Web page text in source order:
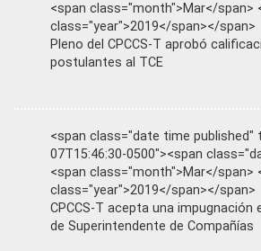
<span class="month">Mar</span>
class="year">2019</span></span>
Pleno del CPCCS-T aprobó
postulantes al TCE
<span class="date time published"
07T15:46:30-0500"><span
<span class="month">Mar</span>
class="year">2019</span></span>
CPCCS-T acepta una impugnación
de Superintendente de Compañías